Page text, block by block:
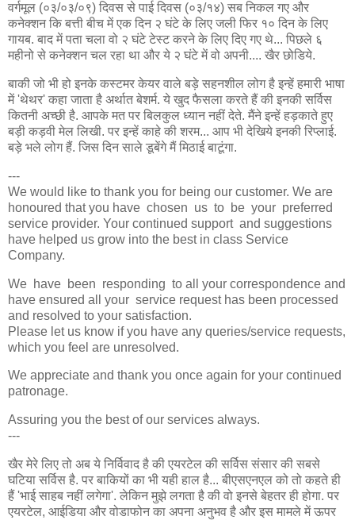
वर्गमूल (०३/०३/०९) दिवस से पाई दिवस (०३/१४) सब निकल गए और
कनेक्शन कि बत्ती बीच में एक दिन २ घंटे के लिए जली फिर १० दिन के लिए
गायब. बाद में पता चला वो २ घंटे टेस्ट करने के लिए दिए गए थे... पिछले ६
महीनो से कनेक्शन चल रहा था और ये २ घंटे में वो अपनी.... खैर छोडिये.
बाकी जो भी हो इनके कस्टमर केयर वाले बड़े सहनशील लोग है इन्हें हमारी भाषा
में 'थेथर' कहा जाता है अर्थात बेशर्म. ये खुद फैसला करते हैं की इनकी सर्विस
कितनी अच्छी है. आपके मत पर बिलकुल ध्यान नहीं देते. मैंने इन्हें हड़काते हुए
बड़ी कड़वी मेल लिखी. पर इन्हें काहे की शरम... आप भी देखिये इनकी रिप्लाई.
बड़े भले लोग हैं. जिस दिन साले डूबेंगे मैं मिठाई बाटूंगा.
---
We would like to thank you for being our customer. We are
honoured that you have chosen us to be your preferred
service provider. Your continued support and suggestions
have helped us grow into the best in class Service
Company.
We have been responding to all your correspondence and
have ensured all your service request has been processed
and resolved to your satisfaction.
Please let us know if you have any queries/service requests,
which you feel are unresolved.
We appreciate and thank you once again for your continued
patronage.
Assuring you the best of our services always.
---
खैर मेरे लिए तो अब ये निर्विवाद है की एयरटेल की सर्विस संसार की सबसे
घटिया सर्विस है. पर बाकियों का भी यही हाल है... बीएसएनएल को तो कहते ही
हैं 'भाई साहब नहीं लगेगा'. लेकिन मुझे लगता है की वो इनसे बेहतर ही होगा. पर
एयरटेल, आईडिया और वोडाफोन का अपना अनुभव है और इस मामले में ऊपर